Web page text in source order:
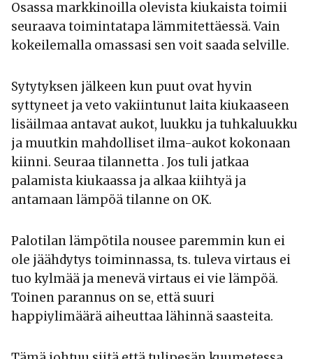
Osassa markkinoilla olevista kiukaista toimii
seuraava toimintatapa lämmitettäessä. Vain
kokeilemalla omassasi sen voit saada selville.
Sytytyksen jälkeen kun puut ovat hyvin
syttyneet ja veto vakiintunut laita kiukaaseen
lisäilmaa antavat aukot, luukku ja tuhkaluukku
ja muutkin mahdolliset ilma-aukot kokonaan
kiinni. Seuraa tilannetta . Jos tuli jatkaa
palamista kiukaassa ja alkaa kiihtyä ja
antamaan lämpöä tilanne on OK.
Palotilan lämpötila nousee paremmin kun ei
ole jäähdytys toiminnassa, ts. tuleva virtaus ei
tuo kylmää ja menevä virtaus ei vie lämpöä.
Toinen parannus on se, että suuri
happiylimäärä aiheuttaa lähinnä saasteita.